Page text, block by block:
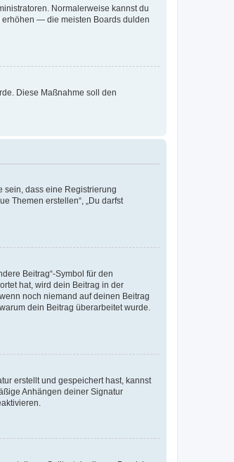
Normalerweise kannst du
erhöhen — die meisten Boards dulden
Diese Maßnahme soll den
sein, dass eine Registrierung
Themen erstellen“, „Du darfst
Beitrag“-Symbol für den
hat, wird dein Beitrag in der
noch niemand auf deinen Beitrag
dein Beitrag überarbeitet wurde.
erstellt und gespeichert hast, kannst
Anhängen deiner Signatur